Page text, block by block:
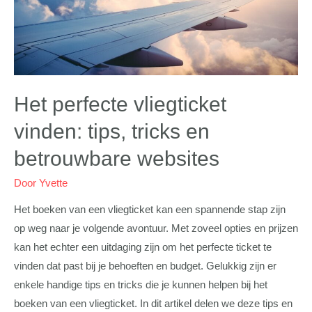
Het perfecte vliegticket
vinden: tips, tricks en
betrouwbare websites
Door Yvette
Het boeken van een vliegticket kan een spannende stap zijn
op weg naar je volgende avontuur. Met zoveel opties en prijzen
kan het echter een uitdaging zijn om het perfecte ticket te
vinden dat past bij je behoeften en budget. Gelukkig zijn er
enkele handige tips en tricks die je kunnen helpen bij het
boeken van een vliegticket. In dit artikel delen we deze tips en